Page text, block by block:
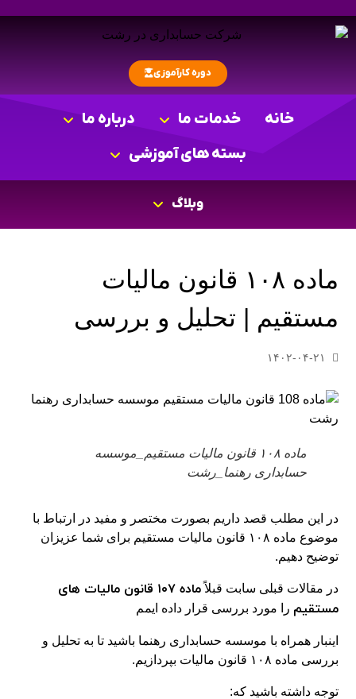
دوره کارآموزی
خانه خدمات ما
درباره ما
بسته های آموزشی
وبلاگ
ماده ۱۰۸ قانون مالیات
مستقیم | تحلیل و بررسی
۱۴۰۲-۰۴-۲۱
ماده ۱۰۸ قانون مالیات مستقیم_موسسه
حسابداری رهنما_رشت
در این مطلب قصد داریم بصورت مختصر و مفید در ارتباط با
موضوع ماده ۱۰۸ قانون مالیات مستقیم برای شما عزیزان
توضیح دهیم.
در مقالات قبلی سابت قبلاً
ماده ۱۰۷ قانون مالیات های
مستقیم را مورد بررسی قرار داده ایمم
اینبار همراه با موسسه حسابداری رهنما باشید تا به تحلیل و
بررسی ماده ۱۰۸ قانون مالیات بپردازیم.
توجه داشته باشید که: